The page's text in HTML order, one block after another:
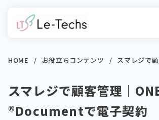
HOME お役立ちコンテンツ スマレジで顧客管理｜
スマレジで顧客管理｜
®Documentで電子契約